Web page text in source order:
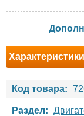
Характеристики
Код товара:
Раздел: